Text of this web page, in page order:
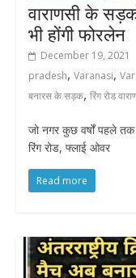
वाराणसी के
भी होंगी फोरलेन
December 19, 2021
pradesh, Varanasi,
बनारस के सड़क, रिंग रोड
जो नगर कुछ वर्षों पहले
रिंग रोड, फ्लाई ओवर
Read more